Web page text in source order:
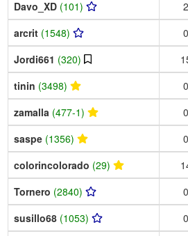
Davo_XD (101) 2
arcrit (1548) 0
Jordi661 (320)
tinin (3498) 0
zamalla (477-1) 0
saspe (1356) 0
colorincolorado (29)
Tornero (2840) 0
susillo68 (1053) 0